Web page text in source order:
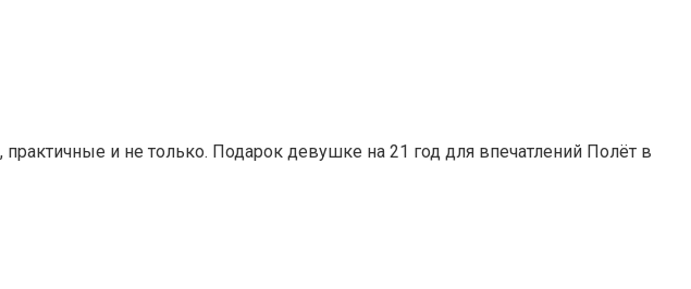
и не только. Подарок девушке на 21 год для впечатлений Полёт в